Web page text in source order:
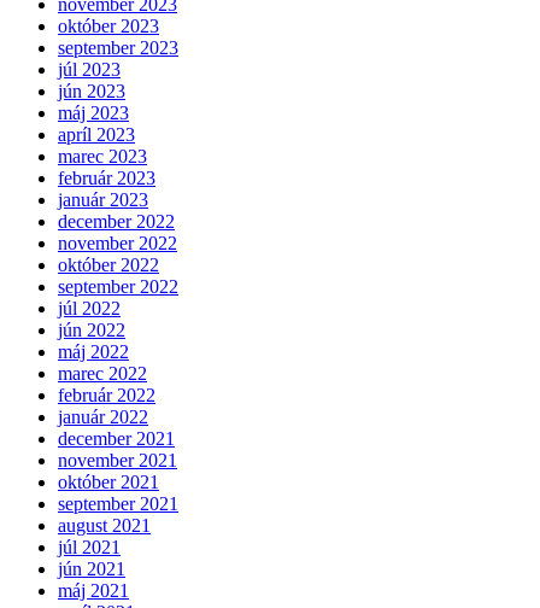
október 2023
september 2023
júl 2023
jún 2023
máj 2023
apríl 2023
marec 2023
február 2023
január 2023
december 2022
november 2022
október 2022
september 2022
júl 2022
jún 2022
máj 2022
marec 2022
február 2022
január 2022
december 2021
november 2021
október 2021
september 2021
august 2021
júl 2021
jún 2021
máj 2021